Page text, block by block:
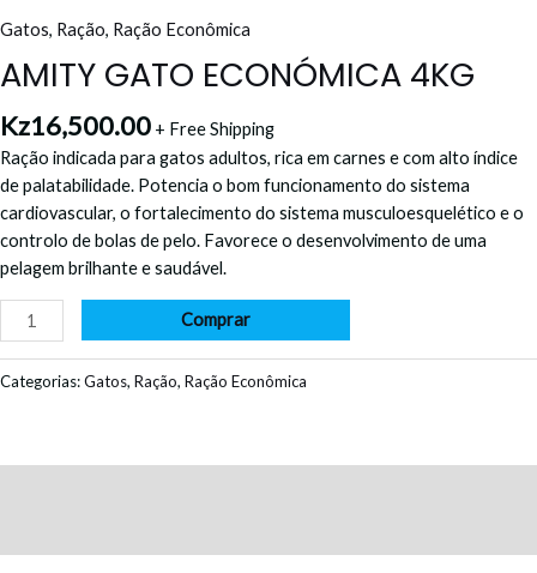
Gatos, Ração, Ração Econômica
AMITY GATO ECONÓMICA 4KG
Kz16,500.00 + Free Shipping
Ração indicada para gatos adultos, rica em carnes e com alto índice
de palatabilidade. Potencia o bom funcionamento do sistema
cardiovascular, o fortalecimento do sistema musculoesquelético e o
controlo de bolas de pelo. Favorece o desenvolvimento de uma
pelagem brilhante e saudável.
Comprar
Categorias:Gatos, Ração, Ração Econômica